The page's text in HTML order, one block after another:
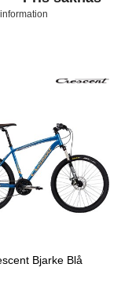
Bjarke Blå